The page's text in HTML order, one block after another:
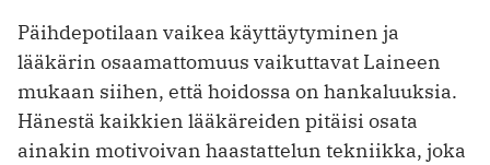
Päihdepotilaan vaikea käyttäytyminen ja
lääkärin osaamattomuus vaikuttavat Laineen
mukaan siihen, että hoidossa on hankaluuksia.
Hänestä kaikkien lääkäreiden pitäisi osata
ainakin motivoivan haastattelun tekniikka, joka